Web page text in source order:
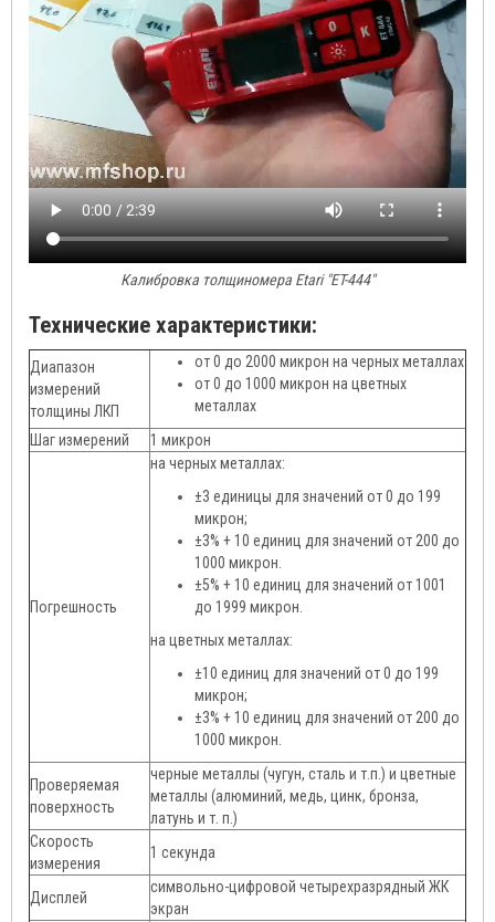
Калибровка толщиномера Etari "ET-444"
Технические характеристики:
Диапазон
измерений
толщины ЛКП
от 0 до 2000 микрон на черных металлах
от 0 до 1000 микрон на цветных
металлах
Шаг измерений
1 микрон
Погрешность
на черных металлах:
±3 единицы для значений от 0 до 199
микрон;
±3% + 10 единиц для значений от 200 до
1000 микрон.
±5% + 10 единиц для значений от 1001
до 1999 микрон.
на цветных металлах:
±10 единиц для значений от 0 до 199
микрон;
±3% + 10 единиц для значений от 200 до
1000 микрон.
Проверяемая
поверхность
черные металлы (чугун, сталь и т.п.) и цветные
металлы (алюминий, медь, цинк, бронза,
латунь и т. п.)
Скорость
измерения
1 секунда
Дисплей
символьно-цифровой четырехразрядный ЖК
экран